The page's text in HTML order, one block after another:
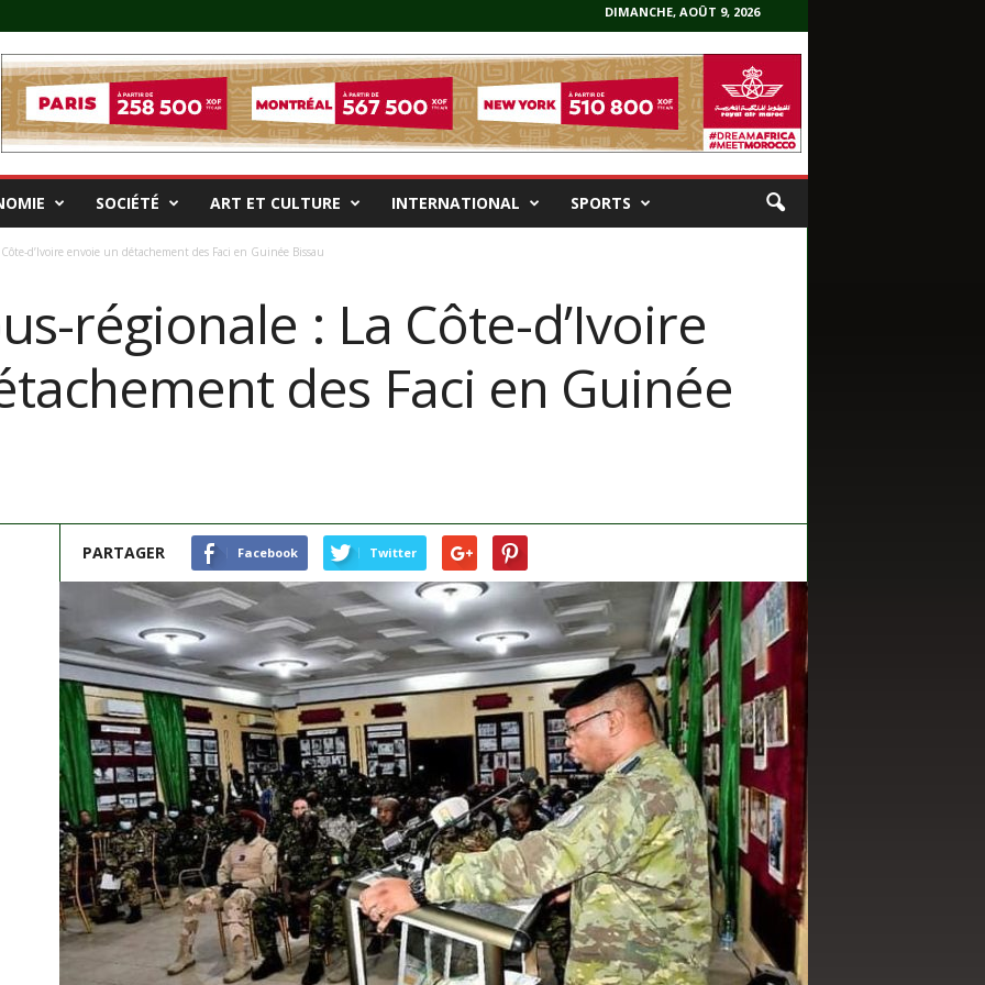
DIMANCHE, AOÛT 9, 2026
SOCIÉTÉ ART ET CULTURE INTERNATIONAL SPORTS
d’Ivoire envoie un détachement des Faci en Guinée Bissau
régionale : La Côte-d’Ivoire
des Faci en Guinée
PARTAGER Facebook Twitter